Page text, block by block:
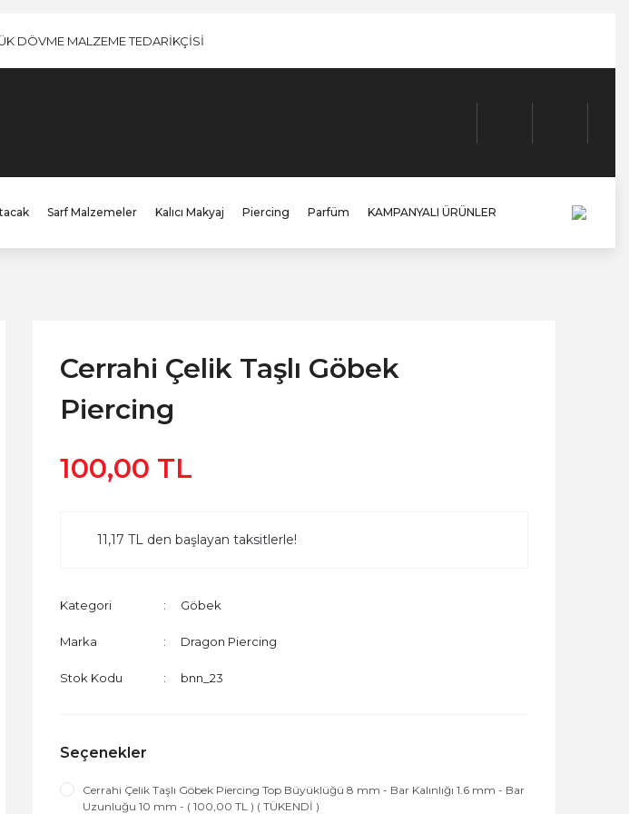
DÖVME MALZEME TEDARİKÇİSİ
Sarf Malzemeler Kalıcı Makyaj Piercing Parfüm KAMPANYALI ÜRÜNLER
Cerrahi Çelik Taşlı Göbek
Piercing
100,00 TL
11,17 TL den başlayan taksitlerle!
Kategori Göbek
Marka Dragon Piercing
Stok Kodu bnn_23
Seçenekler
Cerrahi Çelik Taşlı Göbek Piercing Top Büyüklüğü 8 mm - Bar Kalınlığı 1.6 mm - Bar
Uzunluğu 10 mm - ( 100,00 TL ) ( TÜKENDİ )